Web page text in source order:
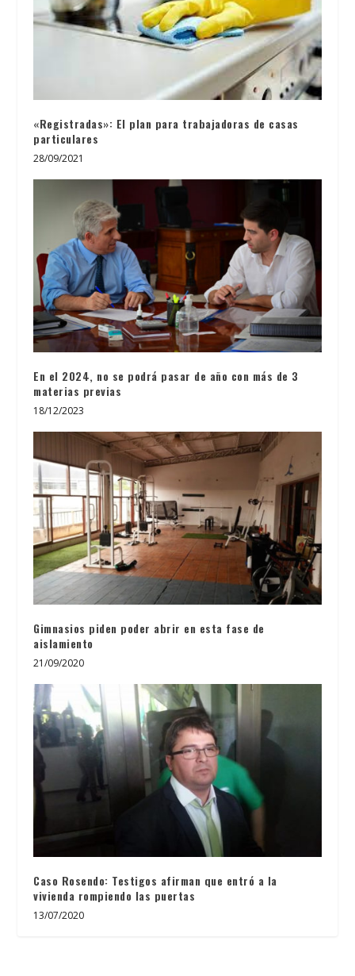
«Registradas»: El plan para trabajadoras de casas
particulares
28/09/2021
En el 2024, no se podrá pasar de año con más de 3
materias previas
18/12/2023
Gimnasios piden poder abrir en esta fase de
aislamiento
21/09/2020
Caso Rosendo: Testigos afirman que entró a la
vivienda rompiendo las puertas
13/07/2020